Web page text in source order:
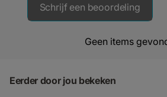
Schrijf een beoordeling
Geen items
Eerder door jou bekeken